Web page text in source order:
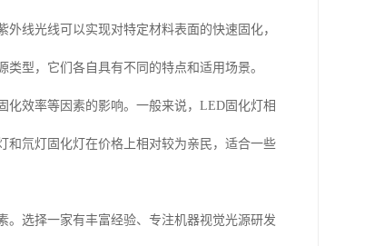
线光线可以实现对特定材料表面的快速固化，
型，它们各自具有不同的特点和适用场景。
效率等因素的影响。一般来说，LED固化灯相
和氘灯固化灯在价格上相对较为亲民，适合一些
选择一家有丰富经验、专注机器视觉光源研发